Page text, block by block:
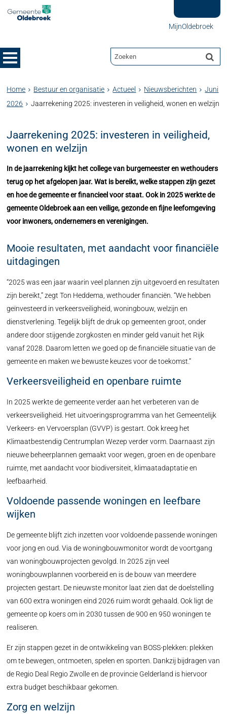
MijnOldebroek
Home Bestuur en organisatie Actueel Nieuwsberichten
Juni
2026
Jaarrekening 2025: investeren in veiligheid, wonen en welzijn
Jaarrekening 2025: investeren in veiligheid,
wonen en welzijn
In de jaarrekening kijkt het college van burgemeester en wethouders
terug op het afgelopen jaar. Wat is bereikt, welke stappen zijn gezet
en hoe de gemeente er financieel voor staat. Ook in 2025 werkte de
gemeente Oldebroek aan een veilige, gezonde en fijne leefomgeving
voor inwoners, ondernemers en verenigingen.
Mooie resultaten, met aandacht voor financiële
uitdagingen
“2025 was een jaar waarin veel plannen zijn uitgevoerd en resultaten
zijn bereikt,” zegt Ton Heddema, wethouder financiën. “We hebben
geïnvesteerd in verkeersveiligheid, woningbouw, welzijn en
dienstverlening. Tegelijk blijft de druk op gemeenten groot, onder
andere door stijgende zorgkosten en minder geld vanuit het Rijk
vanaf 2028. Daarom letten we goed op de financiële situatie van de
gemeente en maken we bewuste keuzes voor de toekomst.”
Verkeersveiligheid en openbare ruimte
In 2025 werkte de gemeente verder aan het verbeteren van de
verkeersveiligheid. Het uitvoeringsprogramma van het Gemeentelijk
Verkeers- en Vervoersplan (GVVP) is gestart. Ook kreeg het
Klimaatbestendig Centrumplan Wezep verder vorm. Daarnaast zijn
nieuwe beheerplannen gemaakt voor wegen, groen en de openbare
ruimte, met aandacht voor biodiversiteit, klimaatadaptatie en
leefbaarheid.
Voldoende passende woningen en leefbare
wijken
De gemeente blijft zich inzetten voor voldoende passende woningen
voor jong en oud. Via de woningbouwmonitor wordt de voortgang
van woningbouwprojecten gevolgd. In 2025 zijn veel
woningbouwplannen voorbereid en is de bouw van meerdere
projecten gestart. De nieuwste monitor laat zien dat de doelstelling
van 600 extra woningen eind 2026 ruim wordt gehaald. Ook ligt de
gemeente op koers om in 2030 tussen de 900 en 950 woningen te
realiseren.
Er zijn stappen gezet in de ontwikkeling van BOSS-plekken: plekken
om te bewegen, ontmoeten, spelen en sporten. Dankzij bijdragen van
de Regio Deal Regio Zwolle en de provincie Gelderland is hiervoor
extra budget beschikbaar gekomen.
Zorg en welzijn